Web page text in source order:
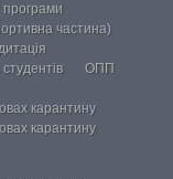
програми
частина)
ОПП
карантину
карантину